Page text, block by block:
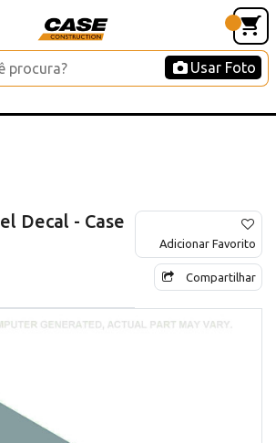
Usar Foto
Decal - Case
Adicionar Favorito
Compartilhar